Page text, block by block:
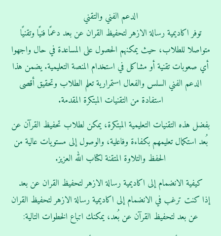
الدعم الفني والتقني
توفر اكاديمية رسالة الازهر لتحفيظ القران عن بعد دعمًا فنيًا وتقنيًا
متواصلا للطلاب، حيث يمكنهم الحصول على المساعدة في حال واجهوا
أي صعوبات تقنية أو مشاكل في استخدام المنصة التعليمية. يضمن هذا
الدعم الفني السلس والفعال استمرارية تعلم الطلاب وتحقيق أقصى
استفادة من التقنيات المبتكرة المقدمة.
بفضل هذه التقنيات التعليمية المبتكرة، يمكن لطلاب تحفيظ القرآن عن
بُعد استكمال تعليمهم بكفاءة وفاعلية، والوصول إلى مستويات عالية من
الحفظ والتلاوة المتقنة لكتاب الله العزيز.
كيفية الانضمام إلى اكاديمية رسالة الازهر لتحفيظ القران عن بعد
إذا كنت ترغب في الانضمام إلى اكاديمية رسالة الازهر لتحفيظ القران
عن بعد لتحفيظ القرآن عن بُعد، يمكنك اتباع الخطوات التالية: